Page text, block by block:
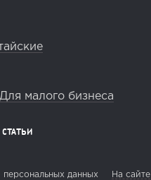
Для малого бизнеса
СТАТЬИ
данных На сайте